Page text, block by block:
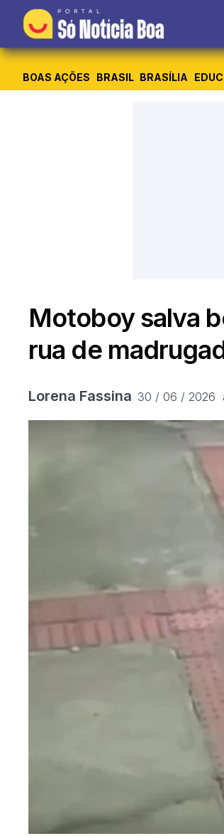
BOAS AÇÕES BRASIL BRASÍLIA
Motoboy salva
rua de
Lorena Fassina 30 / 06 / 2026